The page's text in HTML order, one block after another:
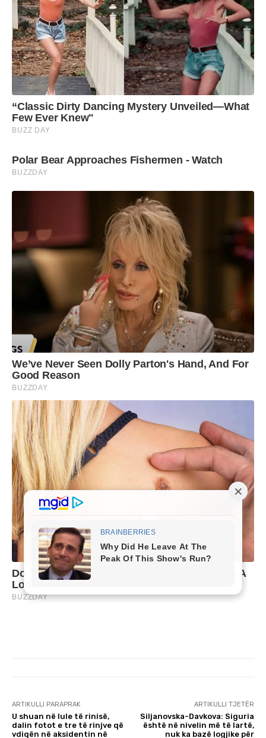
ARTIKULLI PARAPRAK
U shuan në lule të rinisë,
dalin fotot e tre të rinjve që
vdiqën në aksidentin në
ARTIKULLI TJETËR
Siljanovska-Davkova: Siguria
është në nivelin më të lartë,
nuk ka bazë logjike për